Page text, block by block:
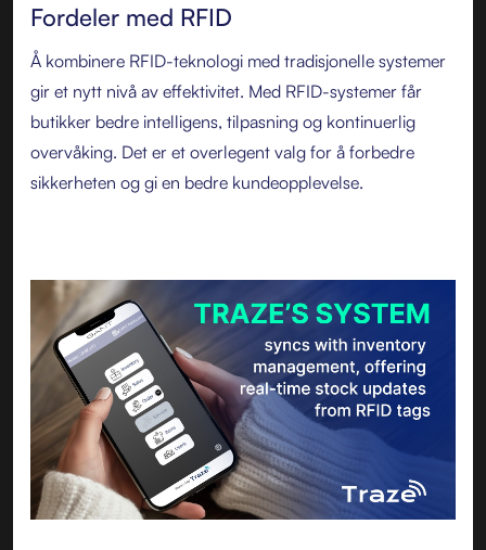
Fordeler med RFID
Å kombinere RFID-teknologi med tradisjonelle systemer
gir et nytt nivå av effektivitet. Med RFID-systemer får
butikker bedre intelligens, tilpasning og kontinuerlig
overvåking. Det er et overlegent valg for å forbedre
sikkerheten og gi en bedre kundeopplevelse.